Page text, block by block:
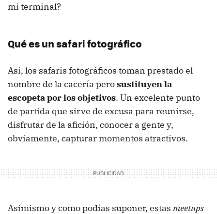
mi terminal?
Qué es un safari fotográfico
Así, los safaris fotográficos toman prestado el
nombre de la cacería perosustituyen la
escopeta por los objetivos. Un excelente punto
de partida que sirve de excusa para reunirse,
disfrutar de la afición, conocer a gente y,
obviamente, capturar momentos atractivos.
Asimismo y como podías suponer, estas meetups